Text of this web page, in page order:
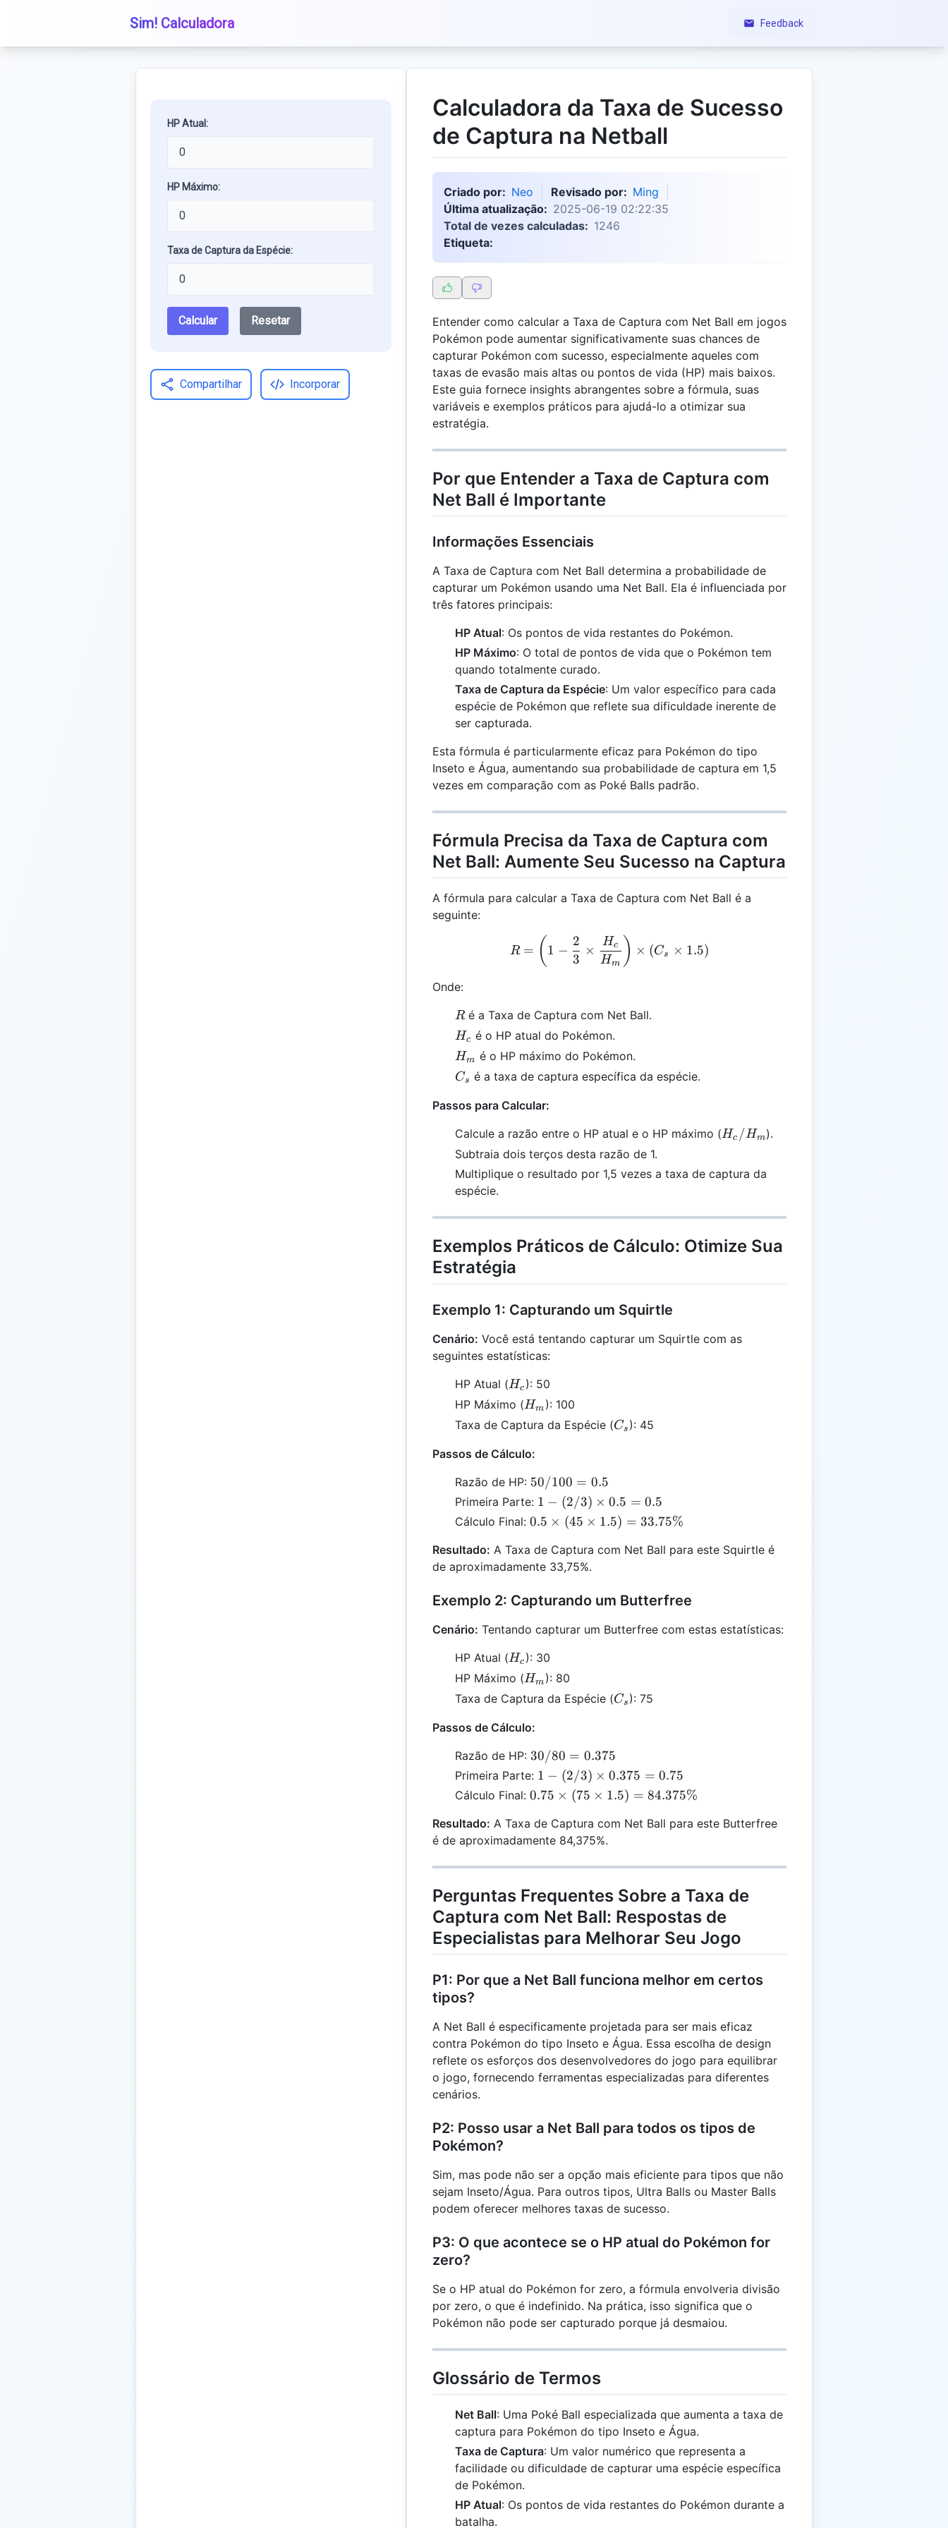
Sim! Calculadora Feedback
HP Atual:
HP Máximo:
Taxa de Captura da Espécie:
Calcular Resetar
Compartilhar Incorporar
Calculadora da Taxa de Sucesso
de Captura na Netball
Criado por: Neo Revisado por: Ming
Última atualização: 2025-06-19 02:22:35
Total de vezes calculadas: 1246
Etiqueta:
Entender como calcular a Taxa de Captura com Net Ball em jogos
Pokémon pode aumentar significativamente suas chances de
capturar Pokémon com sucesso, especialmente aqueles com
taxas de evasão mais altas ou pontos de vida (HP) mais baixos.
Este guia fornece insights abrangentes sobre a fórmula, suas
variáveis e exemplos práticos para ajudá-lo a otimizar sua
estratégia.
Por que Entender a Taxa de Captura com
Net Ball é Importante
Informações Essenciais
A Taxa de Captura com Net Ball determina a probabilidade de
capturar um Pokémon usando uma Net Ball. Ela é influenciada por
três fatores principais:
HP Atual: Os pontos de vida restantes do Pokémon.
HP Máximo: O total de pontos de vida que o Pokémon tem
quando totalmente curado.
Taxa de Captura da Espécie: Um valor específico para cada
espécie de Pokémon que reflete sua dificuldade inerente de
ser capturada.
Esta fórmula é particularmente eficaz para Pokémon do tipo
Inseto e Água, aumentando sua probabilidade de captura em 1,5
vezes em comparação com as Poké Balls padrão.
Fórmula Precisa da Taxa de Captura com
Net Ball: Aumente Seu Sucesso na Captura
A fórmula para calcular a Taxa de Captura com Net Ball é a
seguinte:
R = \left( 1 - \frac{2}{3} \times \frac{H_c}{H_m}
R = ( 1 −
3
2
×
Hm
Hc ) × (Cs × 1.5)
Onde:
R
Ré a Taxa de Captura com Net Ball.
H_c
Hc é o HP atual do Pokémon.
H_m
Hm é o HP máximo do Pokémon.
C_s
Cs é a taxa de captura específica da espécie.
Passos para Calcular:
Calcule a razão entre o HP atual e o HP máximo (H_c
Hc /Hm).
Subtraia dois terços desta razão de 1.
Multiplique o resultado por 1,5 vezes a taxa de captura da
espécie.
Exemplos Práticos de Cálculo: Otimize Sua
Estratégia
Exemplo 1: Capturando um Squirtle
Cenário: Você está tentando capturar um Squirtle com as
seguintes estatísticas:
HP Atual (H_c
Hc ): 50
HP Máximo (H_m
Hm ): 100
Taxa de Captura da Espécie (C_s
Cs ): 45
Passos de Cálculo:
Razão de HP: 50
/
100
=
0.5
50/100 = 0.5
Primeira Parte: 1 -
(2/3)
\times
0.5 =
0.5
1 − (2/3) × 0.5 = 0.5
Cálculo Final: 0.5
(45
\times
33.75
0.5 × (45 × 1.5) = 33.75%
Resultado: A Taxa de Captura com Net Ball para este Squirtle é
de aproximadamente 33,75%.
Exemplo 2: Capturando um Butterfree
Cenário: Tentando capturar um Butterfree com estas estatísticas:
HP Atual (H_c
Hc ): 30
HP Máximo (H_m
Hm ): 80
Taxa de Captura da Espécie (C_s
Cs ): 75
Passos de Cálculo:
Razão de HP: 30 /
80 =
0.375
30/80 = 0.375
Primeira Parte: 1 -
(2/3)
\times
0.375
=
1 − (2/3) × 0.375 = 0.75
Cálculo Final: 0.75
(75
\times
\%
0.75 × (75 × 1.5) = 84.375%
Resultado: A Taxa de Captura com Net Ball para este Butterfree
é de aproximadamente 84,375%.
Perguntas Frequentes Sobre a Taxa de
Captura com Net Ball: Respostas de
Especialistas para Melhorar Seu Jogo
P1: Por que a Net Ball funciona melhor em certos
tipos?
A Net Ball é especificamente projetada para ser mais eficaz
contra Pokémon do tipo Inseto e Água. Essa escolha de design
reflete os esforços dos desenvolvedores do jogo para equilibrar
o jogo, fornecendo ferramentas especializadas para diferentes
cenários.
P2: Posso usar a Net Ball para todos os tipos de
Pokémon?
Sim, mas pode não ser a opção mais eficiente para tipos que não
sejam Inseto/Água. Para outros tipos, Ultra Balls ou Master Balls
podem oferecer melhores taxas de sucesso.
P3: O que acontece se o HP atual do Pokémon for
zero?
Se o HP atual do Pokémon for zero, a fórmula envolveria divisão
por zero, o que é indefinido. Na prática, isso significa que o
Pokémon não pode ser capturado porque já desmaiou.
Glossário de Termos
Net Ball: Uma Poké Ball especializada que aumenta a taxa de
captura para Pokémon do tipo Inseto e Água.
Taxa de Captura: Um valor numérico que representa a
facilidade ou dificuldade de capturar uma espécie específica
de Pokémon.
HP Atual: Os pontos de vida restantes do Pokémon durante a
batalha.